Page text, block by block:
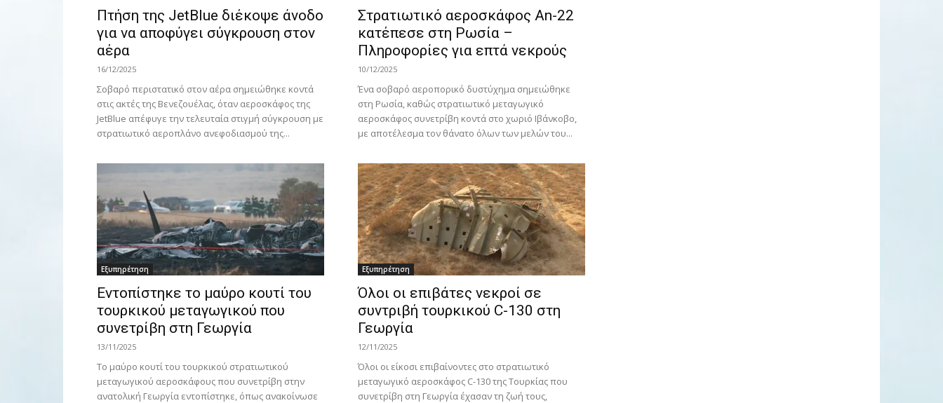
Πτήση της JetBlue διέκοψε άνοδο
για να αποφύγει σύγκρουση στον
αέρα
16/12/2025
Σοβαρό περιστατικό στον αέρα σημειώθηκε κοντά
στις ακτές της Βενεζουέλας, όταν αεροσκάφος της
JetBlue απέφυγε την τελευταία στιγμή σύγκρουση με
στρατιωτικό αεροπλάνο ανεφοδιασμού της...
Στρατιωτικό αεροσκάφος An-22
κατέπεσε στη Ρωσία –
Πληροφορίες για επτά νεκρούς
10/12/2025
Ένα σοβαρό αεροπορικό δυστύχημα σημειώθηκε
στη Ρωσία, καθώς στρατιωτικό μεταγωγικό
αεροσκάφος συνετρίβη κοντά στο χωριό Ιβάνκοβο,
με αποτέλεσμα τον θάνατο όλων των μελών του...
Εξυπηρέτηση
Εντοπίστηκε το μαύρο κουτί του
τουρκικού μεταγωγικού που
συνετρίβη στη Γεωργία
13/11/2025
Το μαύρο κουτί του τουρκικού στρατιωτικού
μεταγωγικού αεροσκάφους που συνετρίβη στην
ανατολική Γεωργία εντοπίστηκε, όπως ανακοίνωσε
Εξυπηρέτηση
Όλοι οι επιβάτες νεκροί σε
συντριβή τουρκικού C-130 στη
Γεωργία
12/11/2025
Όλοι οι είκοσι επιβαίνοντες στο στρατιωτικό
μεταγωγικό αεροσκάφος C-130 της Τουρκίας που
συνετρίβη στη Γεωργία έχασαν τη ζωή τους,